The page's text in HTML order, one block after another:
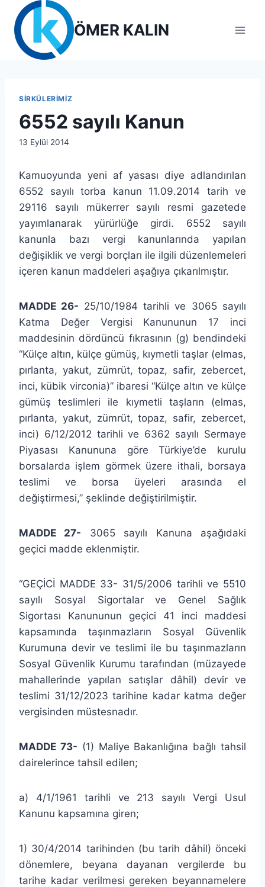
content
ÖMER KALIN
SIRKÜLERIMIZ
6552 sayılı Kanun
By
13 Eylül 2014
Kamuoyunda yeni af yasası diye adlandırılan
6552 sayılı torba kanun 11.09.2014 tarih ve
29116 sayılı mükerrer sayılı resmi gazetede
yayımlanarak yürürlüğe girdi. 6552 sayılı
kanunla bazı vergi kanunlarında yapılan
değişiklik ve vergi borçları ile ilgili düzenlemeleri
içeren kanun maddeleri aşağıya çıkarılmıştır.
MADDE 26- 25/10/1984 tarihli ve 3065 sayılı
Katma Değer Vergisi Kanununun 17 inci
maddesinin dördüncü fıkrasının (g) bendindeki
“Külçe altın, külçe gümüş, kıymetli taşlar (elmas,
pırlanta, yakut, zümrüt, topaz, safir, zebercet,
inci, kübik virconia)” ibaresi “Külçe altın ve külçe
gümüş teslimleri ile kıymetli taşların (elmas,
pırlanta, yakut, zümrüt, topaz, safir, zebercet,
inci) 6/12/2012 tarihli ve 6362 sayılı Sermaye
Piyasası Kanununa göre Türkiye’de kurulu
borsalarda işlem görmek üzere ithali, borsaya
teslimi ve borsa üyeleri arasında el
değiştirmesi,” şeklinde değiştirilmiştir.
MADDE 27- 3065 sayılı Kanuna aşağıdaki
geçici madde eklenmiştir.
“GEÇİCİ MADDE 33- 31/5/2006 tarihli ve 5510
sayılı Sosyal Sigortalar ve Genel Sağlık
Sigortası Kanununun geçici 41 inci maddesi
kapsamında taşınmazların Sosyal Güvenlik
Kurumuna devir ve teslimi ile bu taşınmazların
Sosyal Güvenlik Kurumu tarafından (müzayede
mahallerinde yapılan satışlar dâhil) devir ve
teslimi 31/12/2023 tarihine kadar katma değer
vergisinden müstesnadır.
MADDE 73- (1) Maliye Bakanlığına bağlı tahsil
dairelerince tahsil edilen;
a) 4/1/1961 tarihli ve 213 sayılı Vergi Usul
Kanunu kapsamına giren;
1) 30/4/2014 tarihinden (bu tarih dâhil) önceki
dönemlere, beyana dayanan vergilerde bu
tarihe kadar verilmesi gereken beyannamelere